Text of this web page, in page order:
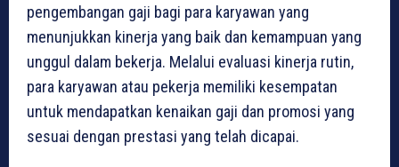
pengembangan gaji bagi para karyawan yang
menunjukkan kinerja yang baik dan kemampuan yang
unggul dalam bekerja. Melalui evaluasi kinerja rutin,
para karyawan atau pekerja memiliki kesempatan
untuk mendapatkan kenaikan gaji dan promosi yang
sesuai dengan prestasi yang telah dicapai.